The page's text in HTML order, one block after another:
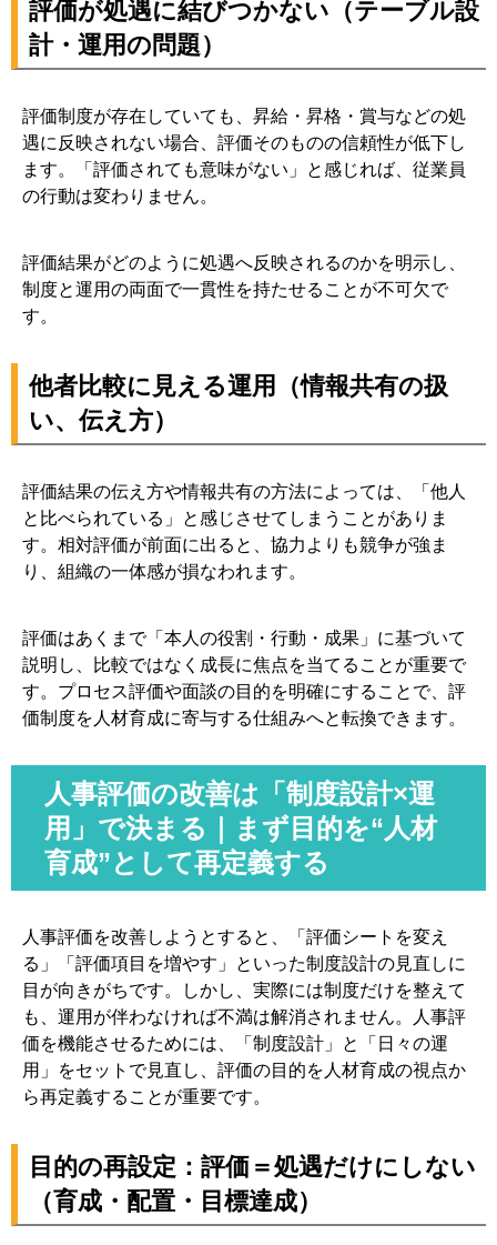
評価が処遇に結びつかない（テーブル設
計・運用の問題）
評価制度が存在していても、昇給・昇格・賞与などの処
遇に反映されない場合、評価そのものの信頼性が低下し
ます。「評価されても意味がない」と感じれば、従業員
の行動は変わりません。
評価結果がどのように処遇へ反映されるのかを明示し、
制度と運用の両面で一貫性を持たせることが不可欠で
す。
他者比較に見える運用（情報共有の扱
い、伝え方）
評価結果の伝え方や情報共有の方法によっては、「他人
と比べられている」と感じさせてしまうことがありま
す。相対評価が前面に出ると、協力よりも競争が強ま
り、組織の一体感が損なわれます。
評価はあくまで「本人の役割・行動・成果」に基づいて
説明し、比較ではなく成長に焦点を当てることが重要で
す。プロセス評価や面談の目的を明確にすることで、評
価制度を人材育成に寄与する仕組みへと転換できます。
人事評価の改善は「制度設計×運
用」で決まる｜まず目的を“人材
育成”として再定義する
人事評価を改善しようとすると、「評価シートを変え
る」「評価項目を増やす」といった制度設計の見直しに
目が向きがちです。しかし、実際には制度だけを整えて
も、運用が伴わなければ不満は解消されません。人事評
価を機能させるためには、「制度設計」と「日々の運
用」をセットで見直し、評価の目的を人材育成の視点か
ら再定義することが重要です。
目的の再設定：評価＝処遇だけにしない
（育成・配置・目標達成）